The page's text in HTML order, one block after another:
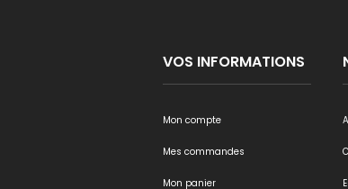
VOS INFORMATIONS
Mon compte
Mes commandes
Mon panier